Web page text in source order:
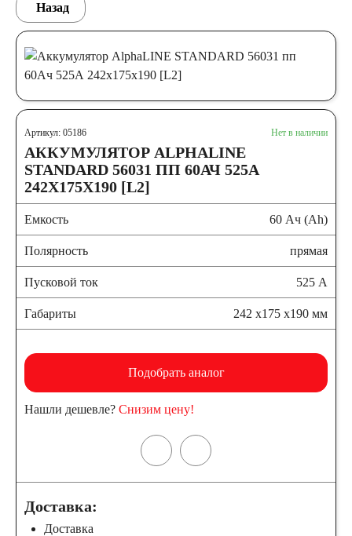
Назад
Артикул: 05186 Нет в наличии
АККУМУЛЯТОР ALPHALINE
STANDARD 56031 ПП 60АЧ 525А
242Х175Х190 [L2]
Емкость 60 Ач (Ah)
Полярность прямая
Пусковой ток 525 А
Габариты 242 x175 x190 мм
Подобрать аналог
Нашли дешевле? Снизим цену!
Доставка:
Доставка